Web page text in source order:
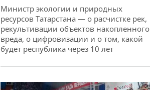
Министр экологии и природных
ресурсов Татарстана — о расчистке рек,
рекультивации объектов накопленного
вреда, о цифровизации и о том, какой
будет республика через 10 лет